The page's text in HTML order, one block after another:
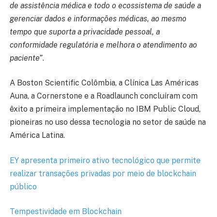
de assistência médica e todo o ecossistema de saúde a
gerenciar dados e informações médicas, ao mesmo
tempo que suporta a privacidade pessoal, a
conformidade regulatória e melhora o atendimento ao
paciente”.
A Boston Scientific Colômbia, a Clínica Las Américas
Auna, a Cornerstone e a Roadlaunch concluíram com
êxito a primeira implementação no IBM Public Cloud,
pioneiras no uso dessa tecnologia no setor de saúde na
América Latina.
EY apresenta primeiro ativo tecnológico que permite
realizar transações privadas por meio de blockchain
público
Tempestividade em Blockchain